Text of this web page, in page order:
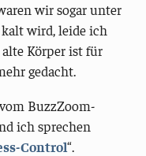
wir sogar unter
kalt wird, leide ich
Körper ist für
gedacht.
BuzzZoom-
ich sprechen
Control“.